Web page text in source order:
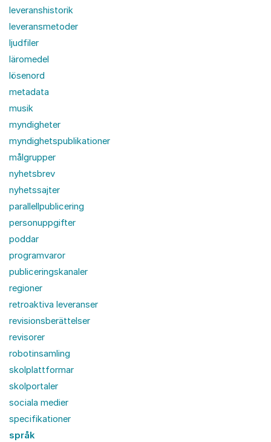
leveranshistorik
leveransmetoder
ljudfiler
läromedel
lösenord
metadata
musik
myndigheter
myndighetspublikationer
målgrupper
nyhetsbrev
nyhetssajter
parallellpublicering
personuppgifter
poddar
programvaror
publiceringskanaler
regioner
retroaktiva leveranser
revisionsberättelser
revisorer
robotinsamling
skolplattformar
skolportaler
sociala medier
specifikationer
språk